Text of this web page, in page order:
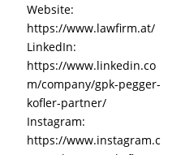
Website:
https://www.lawfirm.at/
LinkedIn:
https://www.linkedin.co
m/company/gpk-pegger-
kofler-partner/
Instagram:
https://www.instagram.c